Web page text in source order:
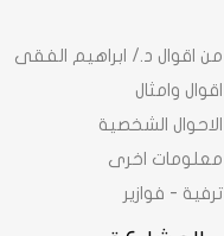
من اقوال د./ ابراهيم الفقى
اقوال وامثال
الاحوال الشخصية
معلومات اخرى
ترفية - فوازير